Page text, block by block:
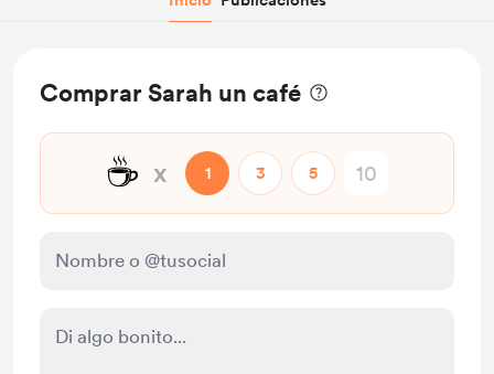
Comprar Sarah un café
☕ x 1 3 5